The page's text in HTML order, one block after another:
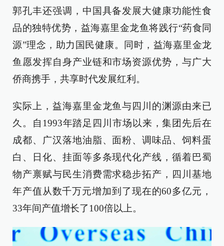
郭孔丰还强调，中国具备发展大健康功能性食
品的独特优势，益海嘉里金龙鱼将践行“药食同
源”理念，助力国民健康。同时，益海嘉里金龙
鱼愿发挥自身产业链和市场资源优势，与广大
侨商携手，共享时代发展红利。
实际上，益海嘉里金龙鱼与四川的渊源由来已
久。自1993年踏足四川市场以来，集团先后在
成都、广汉落地油脂、面粉、调味品、饲料蛋
白、日化、挂面等多条现代化产线，循着巴蜀
物产禀赋与民生消费需求稳步拓产，四川基地
年产值从数千万元增加到了现在的60多亿元，
33年间产值增长了100倍以上。